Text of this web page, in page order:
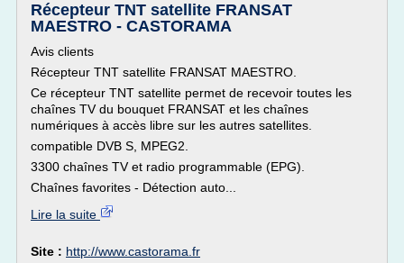
Récepteur TNT satellite FRANSAT
MAESTRO - CASTORAMA
Avis clients
Récepteur TNT satellite FRANSAT MAESTRO.
Ce récepteur TNT satellite permet de recevoir toutes les
chaînes TV du bouquet FRANSAT et les chaînes
numériques à accès libre sur les autres satellites.
compatible DVB S, MPEG2.
3300 chaînes TV et radio programmable (EPG).
Chaînes favorites - Détection auto...
Lire la suite
Site : http://www.castorama.fr